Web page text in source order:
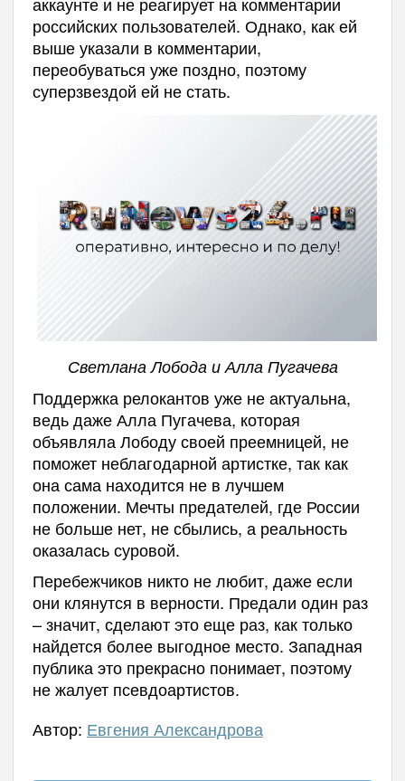
российских пользователей. Однако, как ей
выше указали в комментарии,
переобуваться уже поздно, поэтому
суперзвездой ей не стать.
Светлана Лобода и Алла Пугачева
Поддержка релокантов уже не актуальна,
ведь даже Алла Пугачева, которая
объявляла Лободу своей преемницей, не
поможет неблагодарной артистке, так как
она сама находится не в лучшем
положении. Мечты предателей, где России
не больше нет, не сбылись, а реальность
оказалась суровой.
Перебежчиков никто не любит, даже если
они клянутся в верности. Предали один раз
– значит, сделают это еще раз, как только
найдется более выгодное место. Западная
публика это прекрасно понимает, поэтому
не жалует псевдоартистов.
Автор: Евгения Александрова